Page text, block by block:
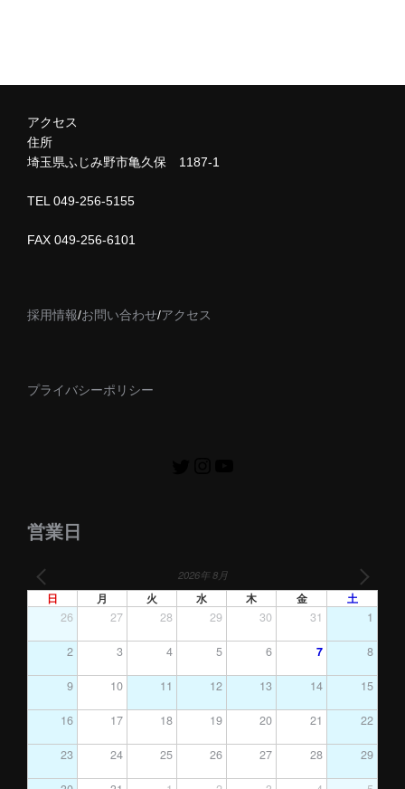
アクセス
住所
埼玉県ふじみ野市亀久保 1187-1
TEL 049-256-5155
FAX 049-256-6101
採用情報/お問い合わせ/アクセス
プライバシーポリシー
営業日
2026年 8月
日 月 火 水 木 金 土
26 27 28 29 30 31 1
2 3 4 5 6 7 8
9 10 11 12 13 14 15
16 17 18 19 20 21 22
23 24 25 26 27 28 29